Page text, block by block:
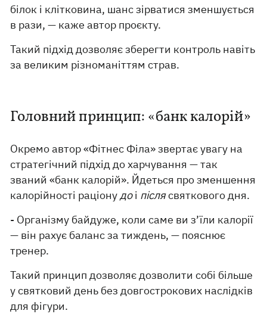
білок і клітковина, шанс зірватися зменшується
в рази, — каже автор проєкту.
Такий підхід дозволяє зберегти контроль навіть
за великим різноманіттям страв.
Головний принцип: «банк калорій»
Окремо автор «Фітнес Філа» звертає увагу на
стратегічний підхід до харчування — так
званий «банк калорій». Йдеться про зменшення
калорійності раціонудоі післясвяткового дня.
- Організму байдуже, коли саме ви з’їли калорії
— він рахує баланс за тиждень, — пояснює
тренер.
Такий принцип дозволяє дозволити собі більше
у святковий день без довгострокових наслідків
для фігури.